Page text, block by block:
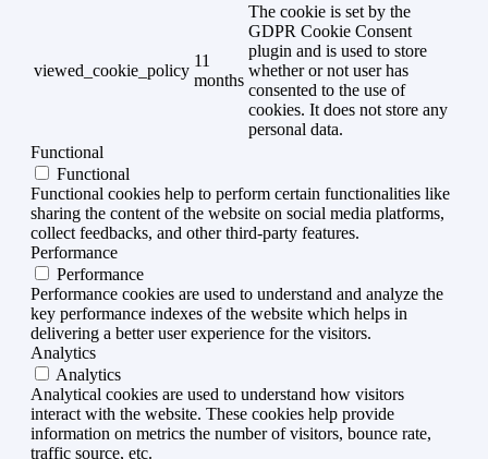
viewed_cookie_policy
11
months
The cookie is set by the
GDPR Cookie Consent
plugin and is used to store
whether or not user has
consented to the use of
cookies. It does not store any
personal data.
Functional
Functional
Functional cookies help to perform certain functionalities like
sharing the content of the website on social media platforms,
collect feedbacks, and other third-party features.
Performance
Performance
Performance cookies are used to understand and analyze the
key performance indexes of the website which helps in
delivering a better user experience for the visitors.
Analytics
Analytics
Analytical cookies are used to understand how visitors
interact with the website. These cookies help provide
information on metrics the number of visitors, bounce rate,
traffic source, etc.